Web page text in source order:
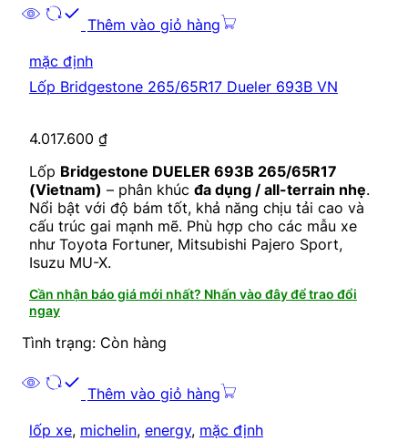
Thêm vào giỏ hàng
mặc định
Lốp Bridgestone 265/65R17 Dueler 693B VN
4.017.600 ₫
Lốp Bridgestone DUELER 693B 265/65R17
(Vietnam) – phân khúc đa dụng / all-terrain nhẹ.
Nổi bật với độ bám tốt, khả năng chịu tải cao và
cấu trúc gai mạnh mẽ. Phù hợp cho các mẫu xe
như Toyota Fortuner, Mitsubishi Pajero Sport,
Isuzu MU-X.
Cần nhận báo giá mới nhất? Nhấn vào đây để trao đổi
ngay
Tình trạng: Còn hàng
Thêm vào giỏ hàng
lốp xe, michelin, energy, mặc định